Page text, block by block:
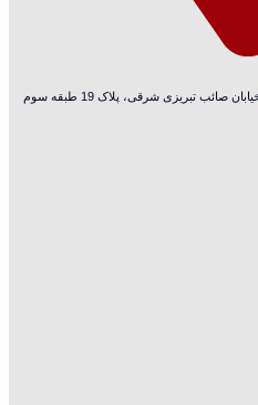
صائب تبریزی شرقی، پلاک 19 طبقه سوم